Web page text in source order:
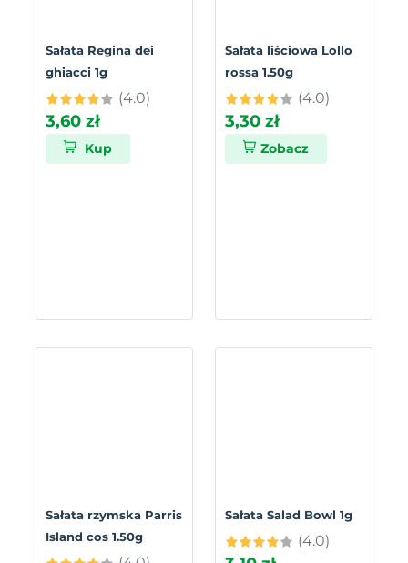
Sałata Regina dei
ghiacci 1g
(4.0)
3,60 zł
Kup
Sałata liściowa Lollo
rossa 1.50g
(4.0)
3,30 zł
Zobacz
Sałata rzymska Parris
Island cos 1.50g
Sałata Salad Bowl 1g
(4.0)